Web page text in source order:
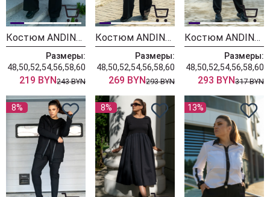
Костюм ANDINA 948 черный
Размеры:
48,50,52,54,56,58,60
219 BYN243 BYN
Костюм ANDINA 944 черный
Размеры:
48,50,52,54,56,58,60
269 BYN293 BYN
Костюм ANDINA 943 черный
Размеры:
48,50,52,54,56,58,60
293 BYN317 BYN
8% 8% 13%